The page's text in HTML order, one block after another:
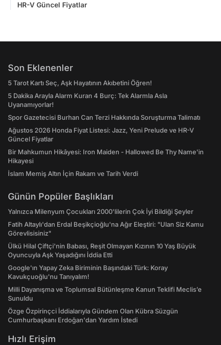
HR-V Güncel Fiyatlar
Son Eklenenler
5 Tarot Kartı Seç, Aşk Hayatının Akıbetini Öğren!
5 Dakika Arayla Alarm Kuran 4 Burç: Tek Alarmla Asla
Uyanamıyorlar!
Spor Gazetecisi Burhan Can Terzi Hakkında Soruşturma Talimatı
Ağustos 2026 Honda Fiyat Listesi: Jazz, Yeni Prelude ve HR-V
Güncel Fiyatlar
Bir Mahkumun Hikâyesi: Iron Maiden - Hallowed Be Thy Name'in
Hikayesi
İslam Memiş Altın İçin Rakam ve Tarih Verdi
Günün Popüler Başlıkları
Yalnızca Milenyum Çocukları 2000'lilerin Çok İyi Bildiği Şeyler
Fatih Altaylı'dan Erdal Beşikçioğlu'na Ağır Eleştiri: "Ulan Siz Kamu
Görevlisisiniz"
Ülkü Hilal Çiftçi'nin Babası, Reşit Olmayan Kızının 10 Yaş Büyük
Oyuncuyla Aşk Yaşadığını İddia Etti
Google'ın Yapay Zeka Biriminin Başındaki Türk: Koray
Kavukçuoğlu'nu Tanıyalım!
Milli Dayanışma ve Toplumsal Bütünleşme Kanun Teklifi Meclis’e
Sunuldu
Özge Özpirinçci İddialarıyla Gündem Olan Kübra Süzgün
Cumhurbaşkanı Erdoğan'dan Yardım İstedi
Hızlı Erişim